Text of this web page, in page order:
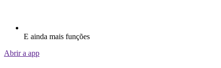
E ainda mais funções
Abrir a app